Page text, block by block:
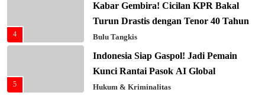
4
Kabar Gembira! Cicilan KPR Bakal
Turun Drastis dengan Tenor 40 Tahun
Bulu Tangkis
5
Indonesia Siap Gaspol! Jadi Pemain
Kunci Rantai Pasok AI Global
Hukum & Kriminalitas